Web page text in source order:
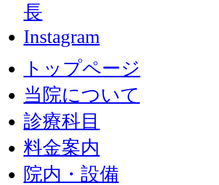
トップページ
当院について
診療科目
料金案内
院内・設備